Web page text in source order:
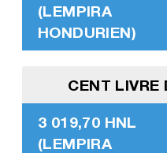
(LEMPIRA
HONDURIEN)
CENT LIVRE
3 019,70 HNL
(LEMPIRA